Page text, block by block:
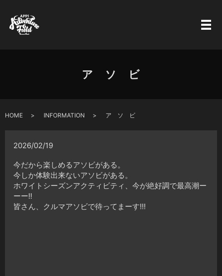
ア ソ ビ
HOME INFORMATION ア ソ ビ
2026/02/19
今だから楽しめるアソビがある。
今しか体験出来ないアソビがある。
ホワイトシーズンアクティビティ、今が絶好調で最高潮ー
ーー!!
皆さん、クルマアソビで待ってまーす!!!